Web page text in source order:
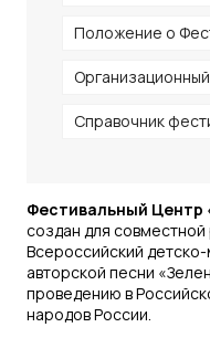
Положение о
Справочник
Фестивальный Центр
создан для
Всероссийский
авторской песни
проведению в
народов России.